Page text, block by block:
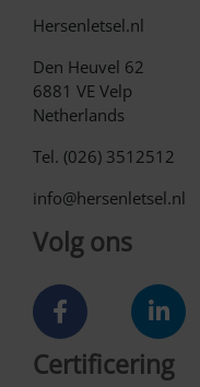
Hersenletsel.nl
Den Heuvel 62
6881 VE Velp
Netherlands
Tel. (026) 3512512
info@hersenletsel.nl
Volg ons
Certificering